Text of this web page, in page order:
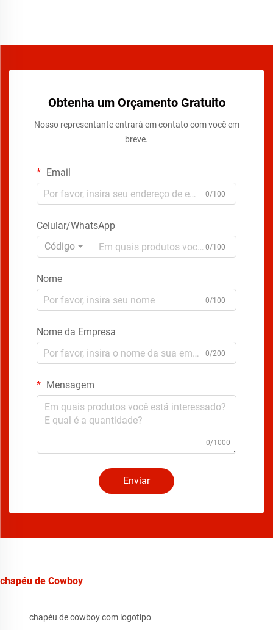
Obtenha um Orçamento Gratuito
Nosso representante entrará em contato com você em
breve.
Email
0/100
Celular/WhatsApp
Código
0/100
Nome
0/100
Nome da Empresa
0/200
Mensagem
0/1000
Enviar
chapéu de Cowboy
chapéu de cowboy com logotipo